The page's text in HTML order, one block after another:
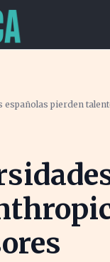
pierden